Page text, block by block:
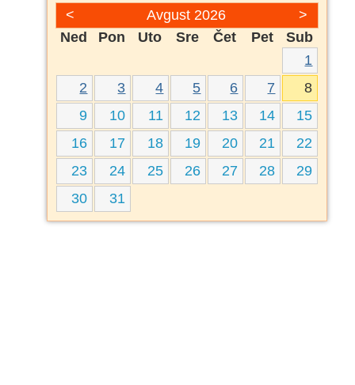
< >
Avgust 2026
Ned
Pon Uto Sre Čet Pet
Sub
1
2
3 4 5 6 7
8
9
10 11 12 13 14
15
16
17 18 19 20 21
22
23
24 25 26 27 28
29
30
31